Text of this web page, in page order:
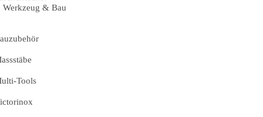
Werkzeug & Bau
Tools